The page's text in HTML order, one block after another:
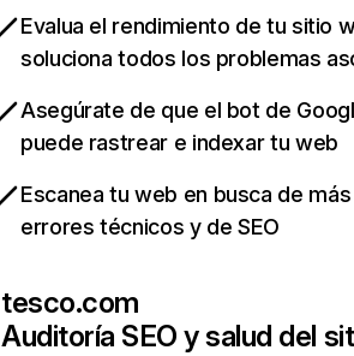
Evalua el rendimiento de tu sitio
soluciona todos los problemas
Asegúrate de que el bot de
puede rastrear e indexar tu web
Escanea tu web en busca de
errores técnicos y de SEO
tesco.com
Auditoría SEO y salud del